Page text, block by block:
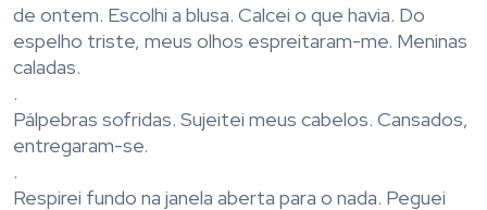
de ontem. Escolhi a blusa. Calcei o que havia. Do
espelho triste, meus olhos espreitaram-me. Meninas
caladas.
.
Pálpebras sofridas. Sujeitei meus cabelos. Cansados,
entregaram-se.
.
Respirei fundo na janela aberta para o nada. Peguei